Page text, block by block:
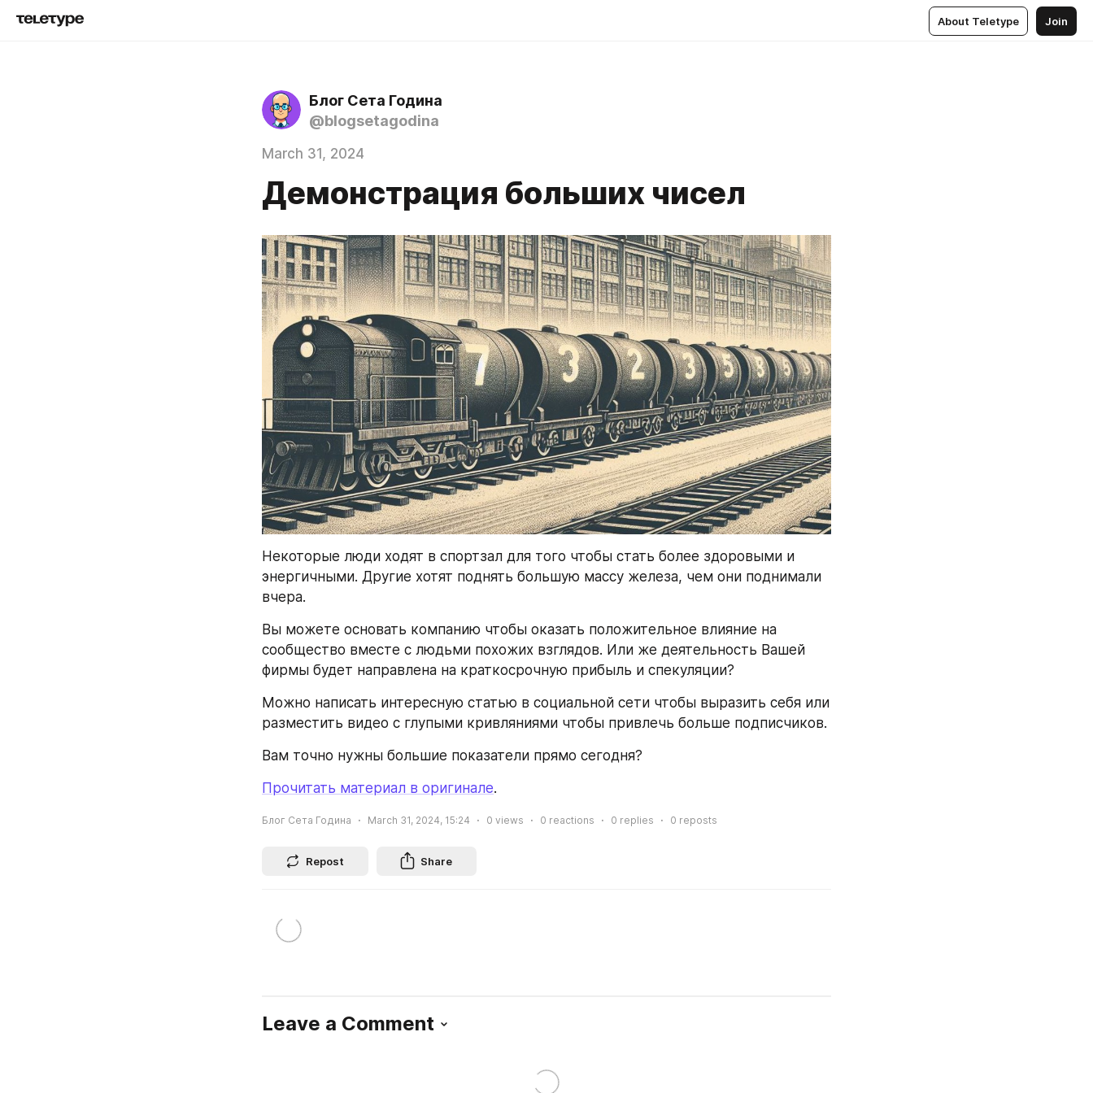
About Teletype Join
Блог Сета Година
@blogsetagodina
March 31, 2024
Демонстрация больших чисел
Некоторые люди ходят в спортзал для того чтобы стать более здоровыми и
энергичными. Другие хотят поднять большую массу железа, чем они поднимали
вчера.
Вы можете основать компанию чтобы оказать положительное влияние на
сообщество вместе с людьми похожих взглядов. Или же деятельность Вашей
фирмы будет направлена на краткосрочную прибыль и спекуляции?
Можно написать интересную статью в социальной сети чтобы выразить себя или
разместить видео с глупыми кривляниями чтобы привлечь больше подписчиков.
Вам точно нужны большие показатели прямо сегодня?
Прочитать материал в оригинале.
Блог Сета Година March 31, 2024, 15:24 0 views 0 reactions 0 replies 0 reposts
Repost Share
Leave a Comment